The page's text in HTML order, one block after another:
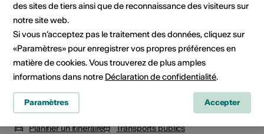
3902 Glis
Planifier un itinéraire
Transports publics
des sites de tiers ainsi que de reconnaissance des visiteurs sur
notre site web.
Si vous n’acceptez pas le traitement des données, cliquez sur
«Paramètres» pour enregistrer vos propres préférences en
matière de cookies. Vous trouverez de plus amples
informations dans notre Déclaration de confidentialité.
Paramètres Accepter